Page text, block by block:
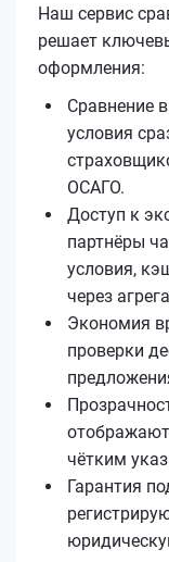
Наш сервис
решает
оформления:
Сравнение
условия
ОСАГО.
Доступ к
партнёры
условия,
через
Экономия
проверки
чётким
Гарантия